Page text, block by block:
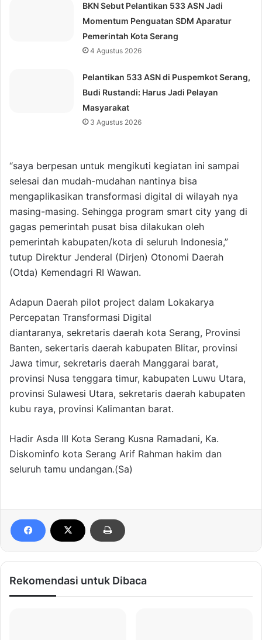
BKN Sebut Pelantikan 533 ASN Jadi
Momentum Penguatan SDM Aparatur
Pemerintah Kota Serang
4 Agustus 2026
Pelantikan 533 ASN di Puspemkot Serang,
Budi Rustandi: Harus Jadi Pelayan
Masyarakat
3 Agustus 2026
“saya berpesan untuk mengikuti kegiatan ini sampai
selesai dan mudah-mudahan nantinya bisa
mengaplikasikan transformasi digital di wilayah nya
masing-masing. Sehingga program smart city yang di
gagas pemerintah pusat bisa dilakukan oleh
pemerintah kabupaten/kota di seluruh Indonesia,”
tutup Direktur Jenderal (Dirjen) Otonomi Daerah
(Otda) Kemendagri RI Wawan.
Adapun Daerah pilot project dalam Lokakarya
Percepatan Transformasi Digital
diantaranya, sekretaris daerah kota Serang, Provinsi
Banten, sekertaris daerah kabupaten Blitar, provinsi
Jawa timur, sekretaris daerah Manggarai barat,
provinsi Nusa tenggara timur, kabupaten Luwu Utara,
provinsi Sulawesi Utara, sekretaris daerah kabupaten
kubu raya, provinsi Kalimantan barat.
Hadir Asda III Kota Serang Kusna Ramadani, Ka.
Diskominfo kota Serang Arif Rahman hakim dan
seluruh tamu undangan.(Sa)
Rekomendasi untuk Dibaca